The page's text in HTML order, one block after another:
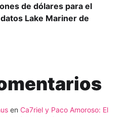
de dólares para el
Lake Mariner de
en Ca7riel y Paco Amoroso: El